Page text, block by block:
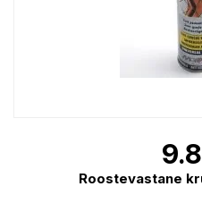
Roostevastane